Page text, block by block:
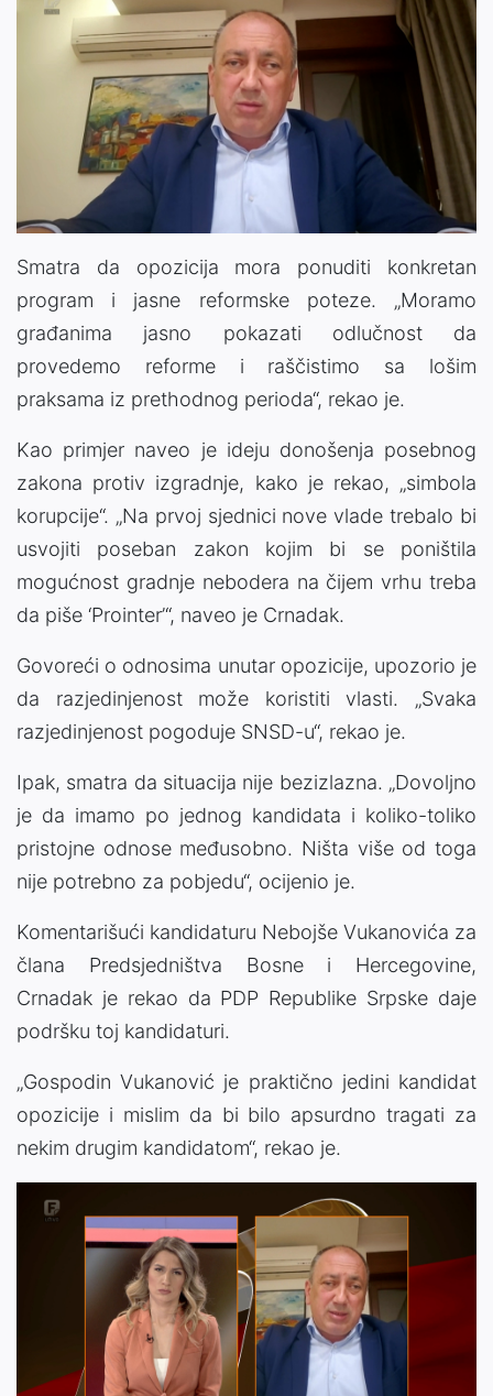
Smatra da opozicija mora ponuditi konkretan
program i jasne reformske poteze. „Moramo
građanima jasno pokazati odlučnost da
provedemo reforme i raščistimo sa lošim
praksama iz prethodnog perioda“, rekao je.
Kao primjer naveo je ideju donošenja posebnog
zakona protiv izgradnje, kako je rekao, „simbola
korupcije“. „Na prvoj sjednici nove vlade trebalo bi
usvojiti poseban zakon kojim bi se poništila
mogućnost gradnje nebodera na čijem vrhu treba
da piše ‘Prointer’“, naveo je Crnadak.
Govoreći o odnosima unutar opozicije, upozorio je
da razjedinjenost može koristiti vlasti. „Svaka
razjedinjenost pogoduje SNSD-u“, rekao je.
Ipak, smatra da situacija nije bezizlazna. „Dovoljno
je da imamo po jednog kandidata i koliko-toliko
pristojne odnose međusobno. Ništa više od toga
nije potrebno za pobjedu“, ocijenio je.
Komentarišući kandidaturu Nebojše Vukanovića za
člana Predsjedništva Bosne i Hercegovine,
Crnadak je rekao da PDP Republike Srpske daje
podršku toj kandidaturi.
„Gospodin Vukanović je praktično jedini kandidat
opozicije i mislim da bi bilo apsurdno tragati za
nekim drugim kandidatom“, rekao je.